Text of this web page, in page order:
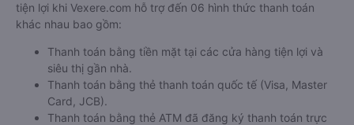
tiện lợi khi Vexere.com hỗ trợ đến 06 hình thức thanh toán
khác nhau bao gồm:
Thanh toán bằng tiền mặt tại các cửa hàng tiện lợi và
siêu thị gần nhà.
Thanh toán bằng thẻ thanh toán quốc tế (Visa, Master
Card, JCB).
Thanh toán bằng thẻ ATM đã đăng ký thanh toán trực